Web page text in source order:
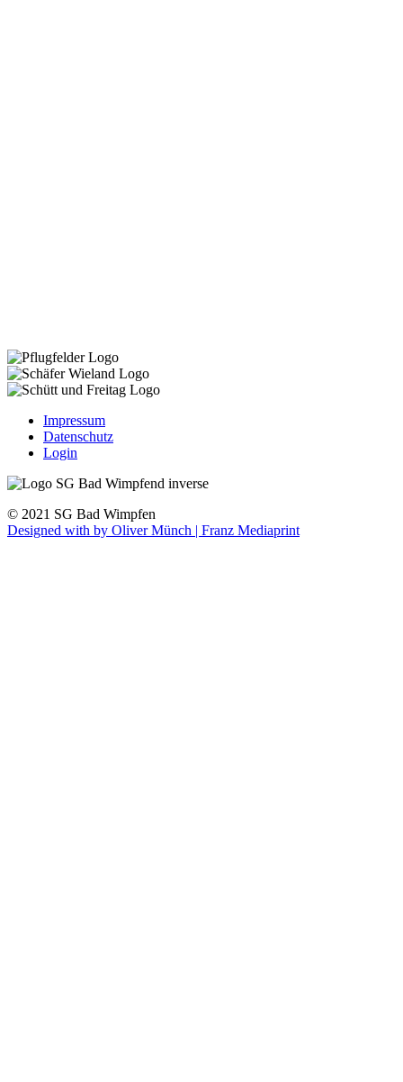
Impressum
Datenschutz
Login
© 2021 SG Bad Wimpfen
Designed with by Oliver Münch | Franz Mediaprint